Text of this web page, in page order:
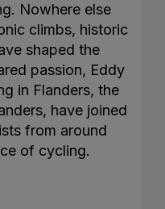
Nowhere else
climbs, historic
shaped the
passion, Eddy
in Flanders, the
have joined
from around
of cycling.